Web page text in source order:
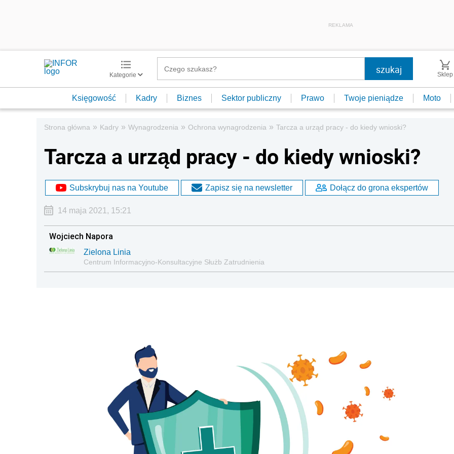
REKLAMA
Kategorie Sklep
Księgowość Kadry Biznes Sektor publiczny Prawo Twoje pieniądze Moto
Strona główna » Kadry » Wynagrodzenia » Ochrona wynagrodzenia » Tarcza a urząd pracy - do kiedy wnioski?
Tarcza a urząd pracy - do kiedy wnioski?
Subskrybuj nas na Youtube Zapisz się na newsletter Dołącz do grona ekspertów
14 maja 2021, 15:21
Wojciech Napora
Zielona Linia
Centrum Informacyjno-Konsultacyjne Służb Zatrudnienia